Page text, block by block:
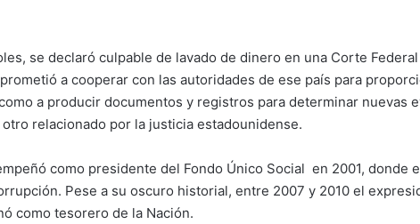
se declaró culpable de lavado de dinero en una Corte
a cooperar con las autoridades de ese país para
a producir documentos y registros para determinar nuevas
relacionado por la justicia estadounidense.
como presidente del Fondo Único Social en 2001, donde
Pese a su oscuro historial, entre 2007 y 2010 el
como tesorero de la Nación.